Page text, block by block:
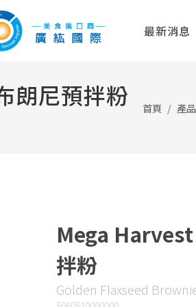
最新消息
朗尼預拌粉 首頁 產
Mega
拌粉
Golden Flaxseed